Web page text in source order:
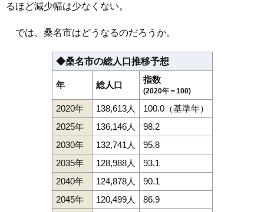
るほど減少幅は少なくない。
では、桑名市はどうなるのだろうか。
◆桑名市の総人口推移予想
年 総人口
指数
(2020年＝100)
2020年 138,613人
100.0（基準年）
2025年
136,146人
98.2
2030年
132,741人
95.8
2035年
128,988人
93.1
2040年
124,878人
90.1
2045年
120,499人
86.9